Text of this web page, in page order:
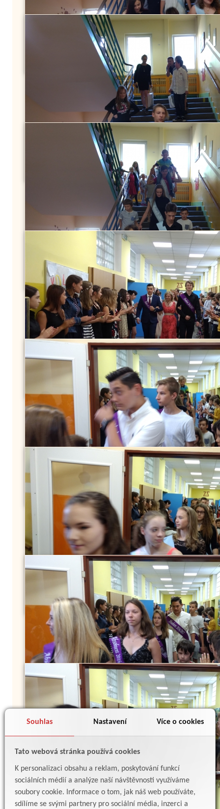
Souhlas Nastavení Více o cookies
Tato webová stránka používá cookies
K personalizaci obsahu a reklam, poskytování funkcí
sociálních médií a analýze naší návštěvnosti využíváme
soubory cookie. Informace o tom, jak náš web používáte,
sdílíme se svými partnery pro sociální média, inzerci a